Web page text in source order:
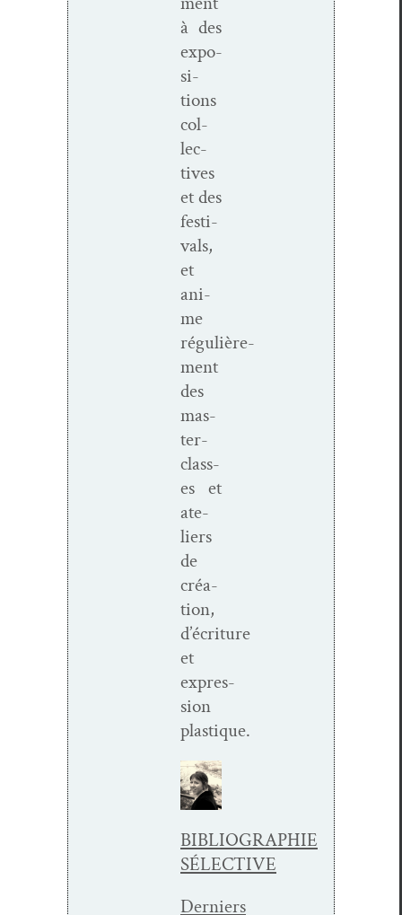
à des
expo­
si­
tions
col­
lec­
tives
et des
fes­ti­
vals,
et
ani­
me
régulière­
ment
des
mas­
ter­
class­
es et
ate­
liers
de
créa­
tion,
d’écriture
et
expres­
sion
plastique.
BIBLIOGRAPHIE
SÉLECTIVE
Derniers